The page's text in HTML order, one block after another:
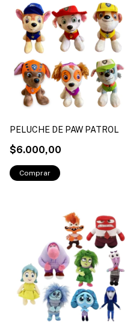
PELUCHE DE PAW PATROL
$6.000,00